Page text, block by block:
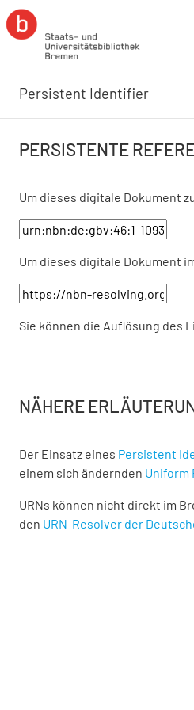
Persistent Identifier
PERSISTENTE
Um dieses digitale Dokument
Um dieses digitale Dokument
Sie können die Auflösung des
NÄHERE
Der Einsatz eines Persistent
einem sich ändernden Uniform
URNs können nicht direkt im
den URN-Resolver der